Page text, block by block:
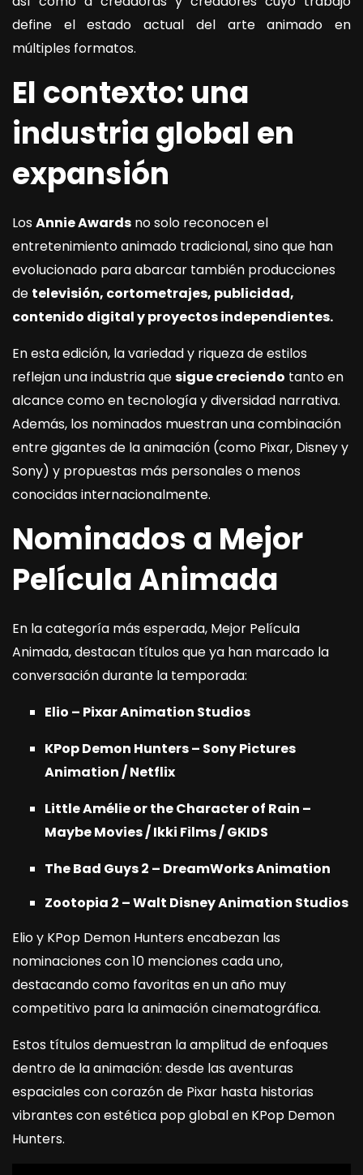
define el estado actual del arte animado en
múltiples formatos.
El contexto: una
industria global en
expansión
LosAnnie Awards no solo reconocen el
entretenimiento animado tradicional, sino que han
evolucionado para abarcar también producciones
de televisión, cortometrajes, publicidad,
contenido digital y proyectos independientes.
En esta edición, la variedad y riqueza de estilos
reflejan una industria quesigue creciendo tanto en
alcance como en tecnología y diversidad narrativa.
Además, los nominados muestran una combinación
entre gigantes de la animación (como Pixar, Disney y
Sony) y propuestas más personales o menos
conocidas internacionalmente.
Nominados a Mejor
Película Animada
En la categoría más esperada, Mejor Película
Animada, destacan títulos que ya han marcado la
conversación durante la temporada:
Elio – Pixar Animation Studios
KPop Demon Hunters – Sony Pictures
Animation / Netflix
Little Amélie or the Character of Rain –
Maybe Movies / Ikki Films / GKIDS
The Bad Guys 2 – DreamWorks Animation
Zootopia 2 – Walt Disney Animation Studios
Elio y KPop Demon Hunters encabezan las
nominaciones con 10 menciones cada uno,
destacando como favoritas en un año muy
competitivo para la animación cinematográfica.
Estos títulos demuestran la amplitud de enfoques
dentro de la animación: desde las aventuras
espaciales con corazón de Pixar hasta historias
vibrantes con estética pop global en KPop Demon
Hunters.